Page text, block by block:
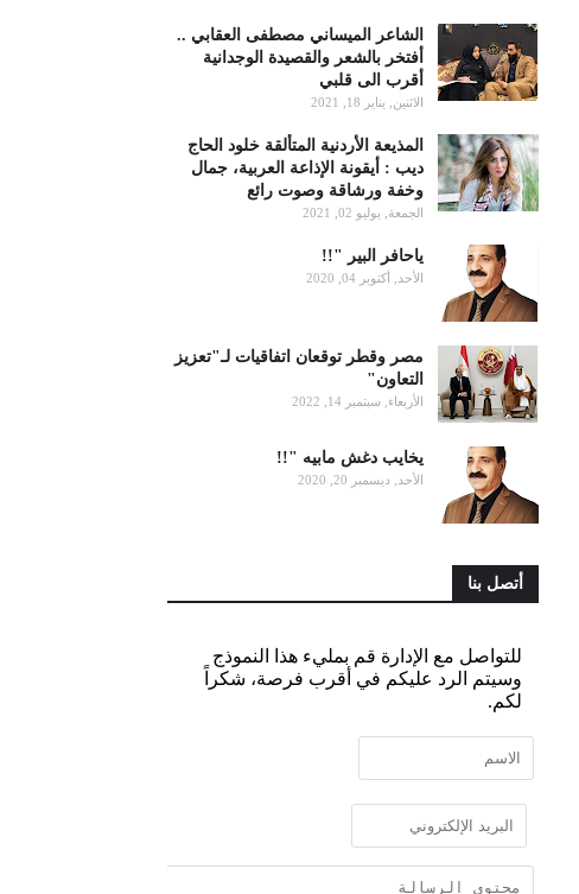
الشاعر الميساني مصطفى العقابي ..
أفتخر بالشعر والقصيدة الوجدانية
أقرب الى قلبي
الاثنين, يناير 18, 2021
المذيعة الأردنية المتألقة خلود الحاج
ديب : أيقونة الإذاعة العربية، جمال
وخفة ورشاقة وصوت رائع
الجمعة, يوليو 02, 2021
ياحافر البير "!!
الأحد, أكتوبر 04, 2020
مصر وقطر توقعان اتفاقيات لـ"تعزيز
التعاون"
الأربعاء, سبتمبر 14, 2022
يخايب دغش مابيه "!!
الأحد, ديسمبر 20, 2020
أتصل بنا
للتواصل مع الإدارة قم بمليء هذا النموذج
وسيتم الرد عليكم في أقرب فرصة، شكراً
لكم.